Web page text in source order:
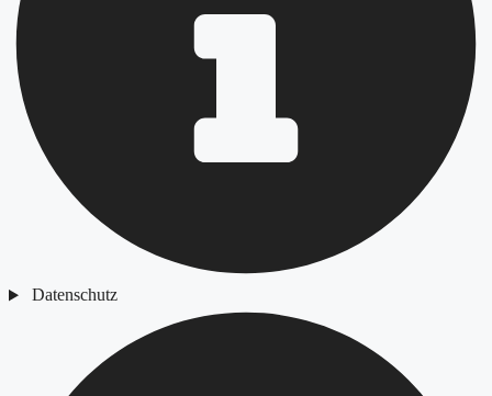
Datenschutz